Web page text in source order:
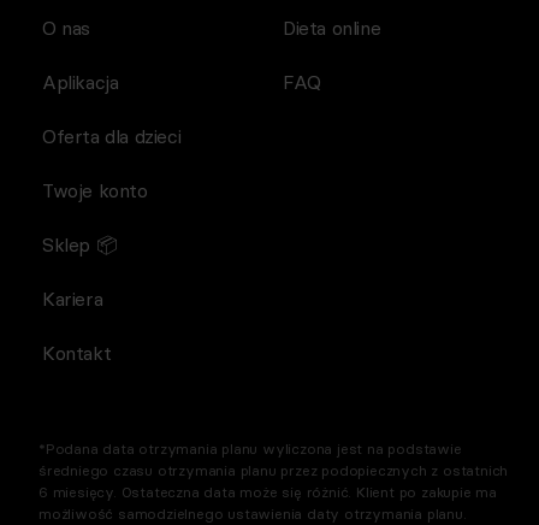
O nas
Aplikacja
Dieta online
FAQ
Oferta dla dzieci
Twoje konto
Sklep 📦
Kariera
Kontakt
*Podana data otrzymania planu wyliczona jest na podstawie
średniego czasu otrzymania planu przez podopiecznych z ostatnich
6 miesięcy. Ostateczna data może się różnić. Klient po zakupie ma
możliwość samodzielnego ustawienia daty otrzymania planu.